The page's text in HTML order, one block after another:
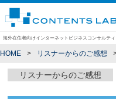
海外在住者向けインターネットビジネスコンサルテ
HOME リスナーからのご感想
リスナーからのご感想